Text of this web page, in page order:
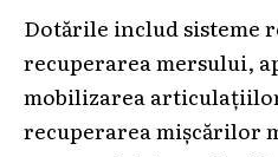
Dotările includ sisteme
recuperarea mersului,
mobilizarea
recuperarea mișcărilor